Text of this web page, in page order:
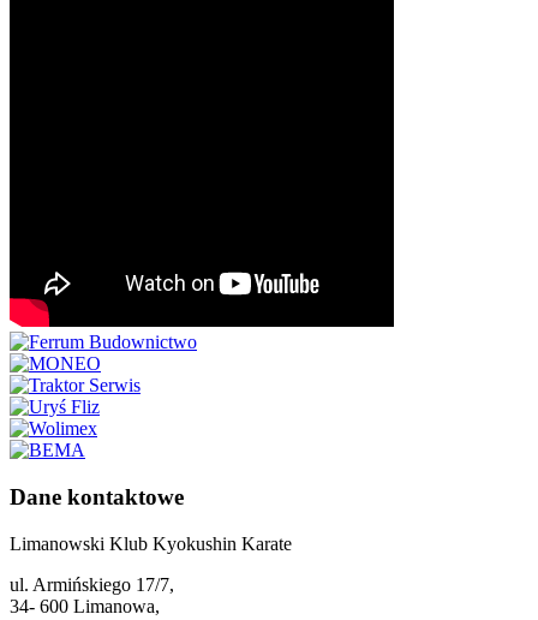
Dane kontaktowe
Limanowski Klub Kyokushin Karate
ul. Armińskiego 17/7,
34- 600 Limanowa,